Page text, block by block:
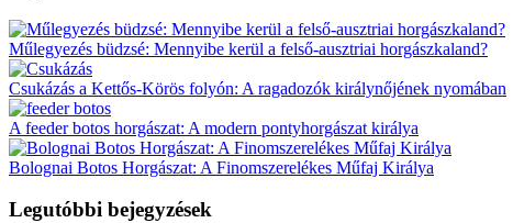
Műlegyezés büdzsé: Mennyibe kerül a felső-ausztriai horgászkaland?
Csukázás a Kettős-Körös folyón: A ragadozók királynőjének nyomában
A feeder botos horgászat: A modern pontyhorgászat királya
Bolognai Botos Horgászat: A Finomszerelékes Műfaj Királya
Legutóbbi bejegyzések